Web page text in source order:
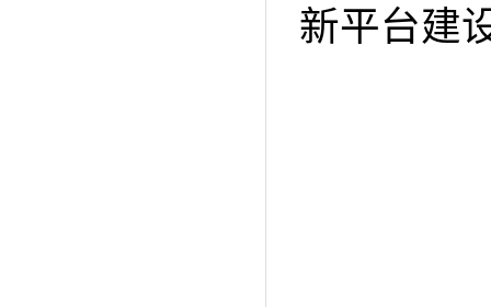
新平台建